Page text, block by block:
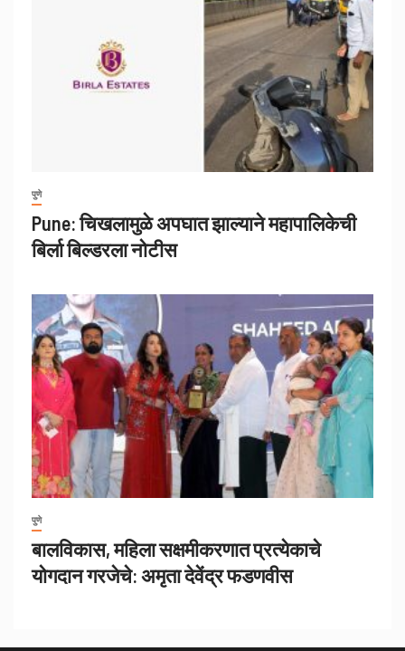
पुणे
Pune: चिखलामुळे अपघात झाल्याने महापालिकेची
बिर्ला बिल्डरला नोटीस
पुणे
बालविकास, महिला सक्षमीकरणात प्रत्येकाचे
योगदान गरजेचे: अमृता देवेंद्र फडणवीस